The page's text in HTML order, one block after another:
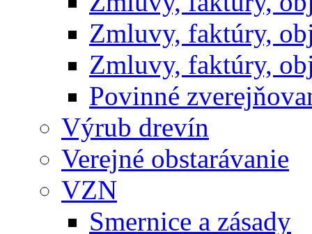
Zmluvy, faktúry,
Zmluvy, faktúry,
Povinné
Výrub drevín
Verejné obstarávanie
VZN
Smernice a zásady